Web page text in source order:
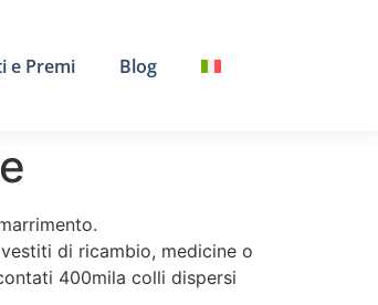
e Premi Blog
di ricambio, medicine o
400mila colli dispersi